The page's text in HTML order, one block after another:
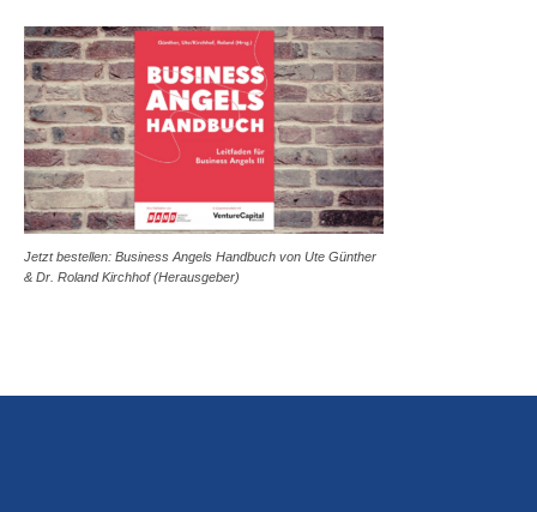
Jetzt bestellen: Business Angels Handbuch von Ute Günther
& Dr. Roland Kirchhof (Herausgeber)